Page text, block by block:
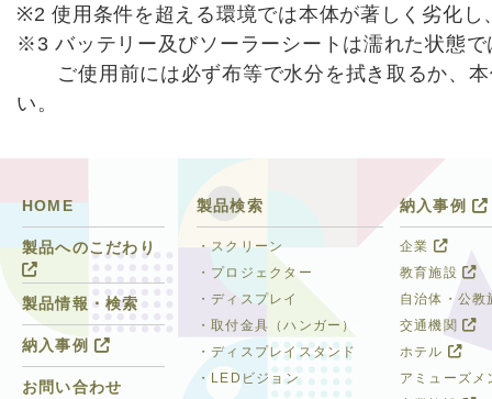
※2 使用条件を超える環境では本体が著しく劣化
※3 バッテリー及びソーラーシートは濡れた状態
ご使用前には必ず布等で水分を拭き取るか、本
い。
HOME
製品へのこだわり
製品情報・検索
納入事例
お問い合わせ
納入事例
企業
教育施設
自治体・公教
交通機関
ホテル
アミューズ
製品検索
・スクリーン
・プロジェクター
・ディスプレイ
・取付金具（ハンガー）
・ディスプレイスタンド
・LEDビジョン